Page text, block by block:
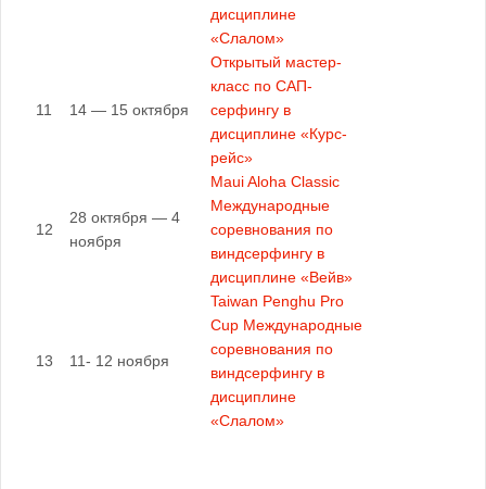
дисциплине
«Слалом»
11 14 — 15 октября
Открытый мастер-
класс по САП-
серфингу в
дисциплине «Курс-
рейс»
12
28 октября — 4
ноября
Maui Aloha Classic
Международные
соревнования по
виндсерфингу в
дисциплине «Вейв»
13 11- 12 ноября
Taiwan Penghu Pro
Cup Международные
соревнования по
виндсерфингу в
дисциплине
«Слалом»